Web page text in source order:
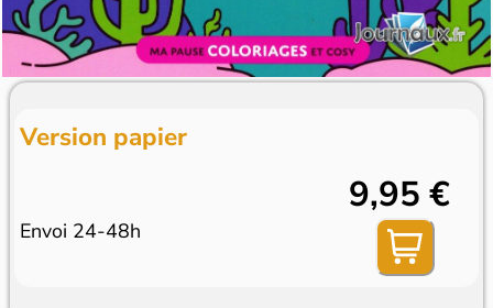
Version papier
Envoi 24-48h
9,95 €